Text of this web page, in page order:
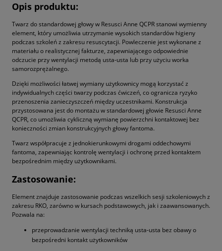
Opis produktu:
Twarz do standardowej głowy w Resusci Anne QCPR stanowi wymienny
element, który umożliwia utrzymanie wysokich standardów higieny
podczas szkoleń z zakresu resuscytacji. Powleczenie jest wykonane z
materiału o realistycznej fakturze, zapewniającego odpowiednie
odczucie przy wentylacji metodą usta‑usta lub przy użyciu worka
samorozprężalnego.
Dzięki możliwości łatwej wymiany użytkownicy mogą korzystać z
indywidualnych części twarzy podczas ćwiczeń, co ogranicza ryzyko
przenoszenia zanieczyszczeń między uczestnikami. Konstrukcja
przystosowana jest do montażu w standardowej głowie Resusci Anne
QCPR, co umożliwia cykliczną wymianę powierzchni kontaktowej bez
konieczności zmian konstrukcyjnych głowy fantoma.
Twarz współpracuje z jednokierunkowymi drogami oddechowymi
fantoma, zapewniając kontrolę wentylacji i ochronę przed kontaktem
bezpośrednim między użytkownikami.
Zastosowanie:
Element znajduje zastosowanie podczas wszelkich sesji szkoleniowych z
zakresu RKO, zarówno w kursach podstawowych, jak i zaawansowanych.
Pozwala na:
przeprowadzanie wentylacji techniką usta‑usta bez obawy o
bezpośredni kontakt użytkowników